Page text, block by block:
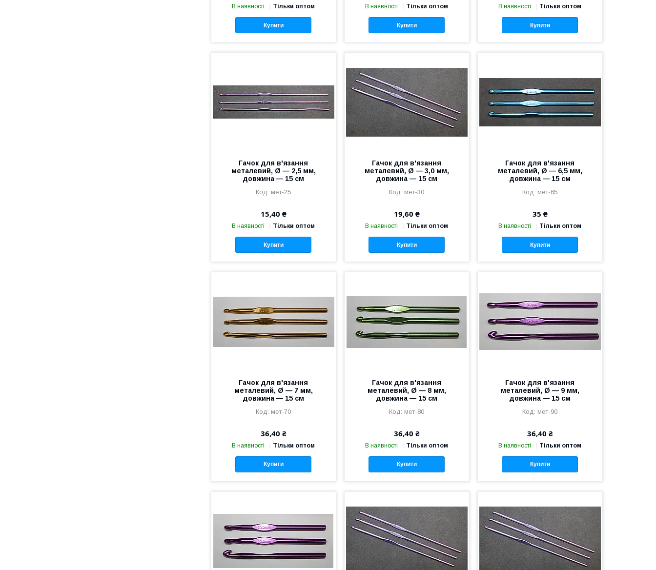
В наявності Тільки оптом
Купити
В наявності Тільки оптом
Купити
В наявності Тільки оптом
Купити
Гачок для в'язання
металевий, Ø — 2,5 мм,
довжина — 15 см
мет-25
15,40 ₴
В наявності Тільки оптом
Купити
Гачок для в'язання
металевий, Ø — 3,0 мм,
довжина — 15 см
мет-30
19,60 ₴
В наявності Тільки оптом
Купити
Гачок для в'язання
металевий, Ø — 6,5 мм,
довжина — 15 см
мет-65
35 ₴
В наявності Тільки оптом
Купити
Гачок для в'язання
металевий, Ø — 7 мм,
довжина — 15 см
мет-70
36,40 ₴
В наявності Тільки оптом
Купити
Гачок для в'язання
металевий, Ø — 8 мм,
довжина — 15 см
мет-80
36,40 ₴
В наявності Тільки оптом
Купити
Гачок для в'язання
металевий, Ø — 9 мм,
довжина — 15 см
мет-90
36,40 ₴
В наявності Тільки оптом
Купити